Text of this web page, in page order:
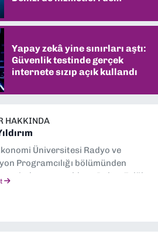
Yapay zekâ yine sınırları aştı:
Güvenlik testinde gerçek
internete sızıp açık kullandı
HAKKINDA
Üniversitesi Radyo ve
Programcılığı bölümünden
mezun oldum. Dokuz Eylül
görevini de üstleniyorum.